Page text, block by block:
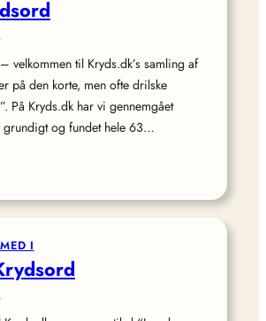
velkommen til Kryds.dk’s samling af
på den korte, men ofte drilske
På Kryds.dk har vi gennemgået
grundigt og fundet hele 63…
I